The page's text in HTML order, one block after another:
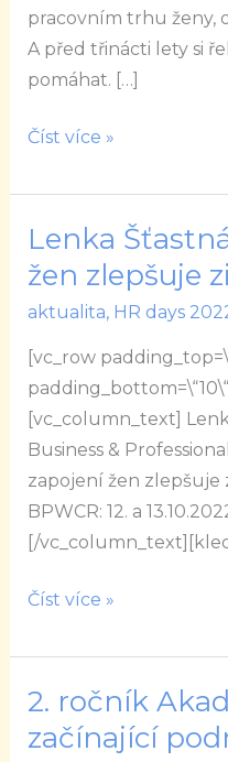
pracovním trhu ženy,
A před třinácti lety si
pomáhat. […]
odměňování
Lenka
Číst více »
Lenka
žen zlepšuje
aktualita, HR days
[vc_row
[vc_column_text]
Business &
zapojení žen zlepšuje
BPWCR: 12. a
[/
Lenka
Šťastná:
žen
zlepšuje
ziskovost
firem
Číst více »
2. ročník
začínající
2.
ročník